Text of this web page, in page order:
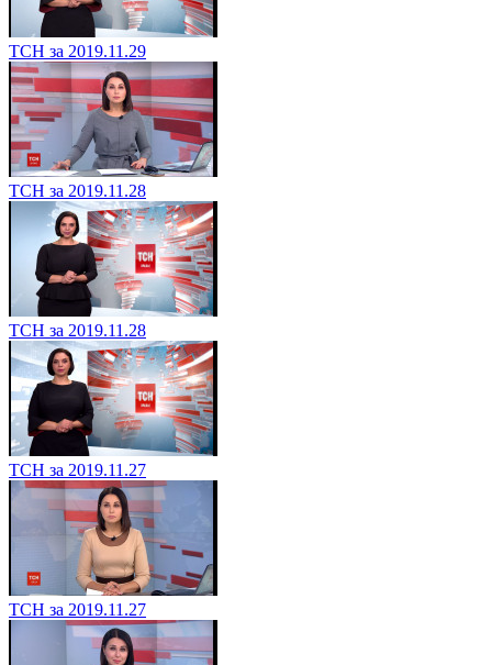
ТСН за 2019.11.29
ТСН за 2019.11.28
ТСН за 2019.11.28
ТСН за 2019.11.27
ТСН за 2019.11.27